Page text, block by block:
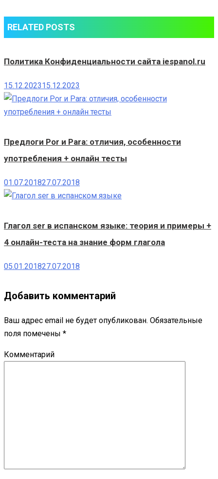
RELATED POSTS
Политика Конфиденциальности сайта iespanol.ru
15.12.202315.12.2023
Предлоги Por и Para: отличия, особенности
употребления + онлайн тесты
01.07.201827.07.2018
Глагол ser в испанском языке: теория и примеры +
4 онлайн-теста на знание форм глагола
05.01.201827.07.2018
Добавить комментарий
Ваш адрес email не будет опубликован. Обязательные
поля помечены *
Комментарий